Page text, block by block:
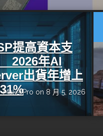
攜手生態系夥伴分享Edge AI機器
驗
提高資本支
2026年AI
出貨年增上
MakerPro on 8 月 5, 2026